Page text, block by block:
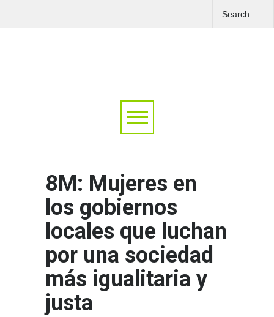
8M: Mujeres en
los gobiernos
locales que luchan
por una sociedad
más igualitaria y
justa